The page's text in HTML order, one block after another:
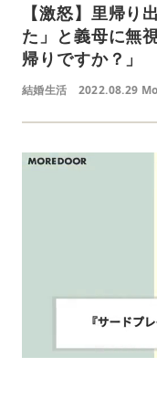
【激怒】里帰り
た」と義母に無
帰りですか？」
結婚生活 2022.08.29